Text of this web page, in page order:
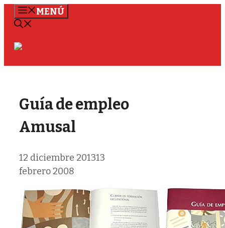
Saltar
MENÚ
Guía de empleo
Amusal
12 diciembre 201313
febrero 2008